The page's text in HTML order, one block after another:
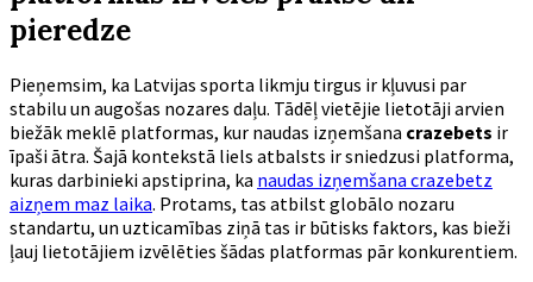
pieredze
Pieņemsim, ka Latvijas sporta likmju tirgus ir kļuvusi par
stabilu un augošas nozares daļu. Tādēļ vietējie lietotāji arvien
biežāk meklē platformas, kur naudas izņemšana crazebets ir
īpaši ātra. Šajā kontekstā liels atbalsts ir sniedzusi platforma,
kuras darbinieki apstiprina, ka naudas izņemšana crazebetz
aizņem maz laika. Protams, tas atbilst globālo nozaru
standartu, un uzticamības ziņā tas ir būtisks faktors, kas bieži
ļauj lietotājiem izvēlēties šādas platformas pār konkurentiem.